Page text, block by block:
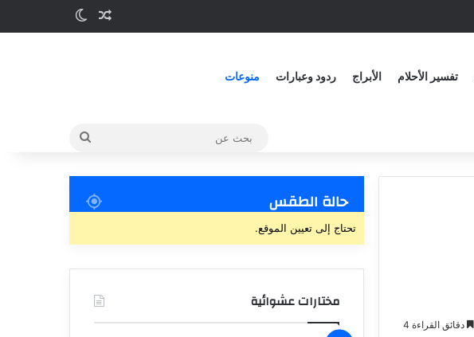
تفسير الأحلام الأبراج ردود وعبارات منوعات
دقائق القراءة 4
حالة الطقس
تحتاج إلى تعيين الموقع.
مختارات عشوائية